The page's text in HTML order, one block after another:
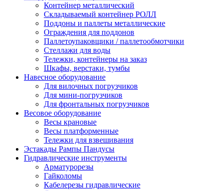
Контейнер металлический
Складываемый контейнер РОЛЛ
Поддоны и паллеты металлические
Ограждения для поддонов
Паллетоупаковщики / паллетообмотчики
Стеллажи для воды
Тележки, контейнеры на заказ
Шкафы, верстаки, тумбы
Навесное оборудование
Для вилочных погрузчиков
Для мини-погрузчиков
Для фронтальных погрузчиков
Весовое оборудование
Весы крановые
Весы платформенные
Тележки для взвешивания
Эстакады Рампы Пандусы
Гидравлические инструменты
Арматурорезы
Гайколомы
Кабелерезы гидравлические